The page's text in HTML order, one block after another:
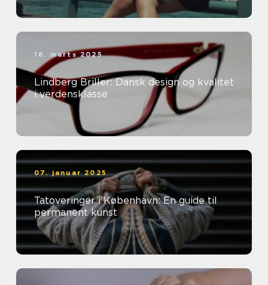
18. marts 2025
Lindberg Briller: Dansk design og kvalitet
i verdensklasse
07. januar 2025
Tatoveringer i København: En guide til
permanent kunst